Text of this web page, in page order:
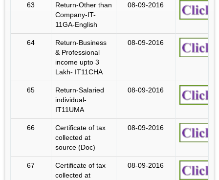
63
Return-Other than
Company-IT-
11GA-English
08-09-2016
64
Return-Business
& Professional
income upto 3
Lakh- IT11CHA
08-09-2016
65
Return-Salaried
individual-
IT11UMA
08-09-2016
66
Certificate of tax
collected at
source (Doc)
08-09-2016
67
Certificate of tax
collected at
08-09-2016